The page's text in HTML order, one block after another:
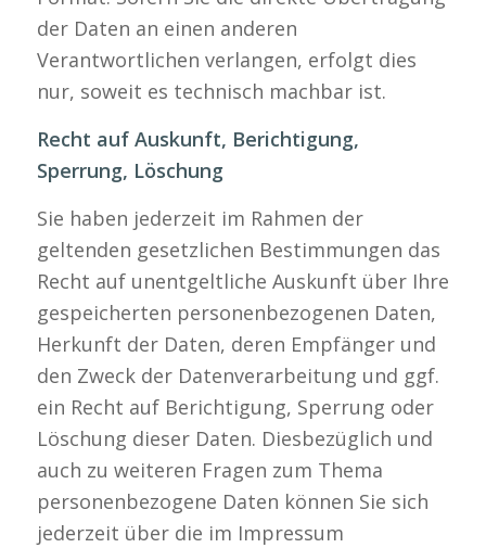
der Daten an einen anderen
Verantwortlichen verlangen, erfolgt dies
nur, soweit es technisch machbar ist.
Recht auf Auskunft, Berichtigung,
Sperrung, Löschung
Sie haben jederzeit im Rahmen der
geltenden gesetzlichen Bestimmungen das
Recht auf unentgeltliche Auskunft über Ihre
gespeicherten personenbezogenen Daten,
Herkunft der Daten, deren Empfänger und
den Zweck der Datenverarbeitung und ggf.
ein Recht auf Berichtigung, Sperrung oder
Löschung dieser Daten. Diesbezüglich und
auch zu weiteren Fragen zum Thema
personenbezogene Daten können Sie sich
jederzeit über die im Impressum